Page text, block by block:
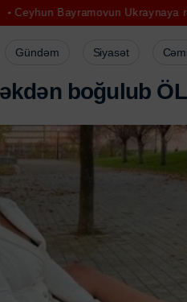
Ukraynaya rəsmi səfəri
Gündəm Siyasət
əkdən boğulub ÖL